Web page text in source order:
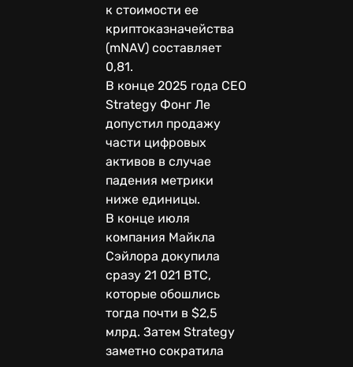
к стоимости ее
криптоказначейства
(mNAV) составляет
0,81.
В конце 2025 года CEO
Strategy Фонг Ле
допустил продажу
части цифровых
активов в случае
падения метрики
ниже единицы.
В конце июля
компания Майкла
Сэйлора докупила
сразу 21 021 BTC,
которые обошлись
тогда почти в $2,5
млрд. Затем Strategy
заметно сократила